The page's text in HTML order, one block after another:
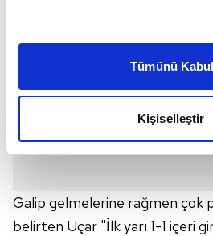
Bu çerezlere izin vermeniz halinde
daha iyi reklam deneyimi
amacımızın size daha iyi bir
elimizden gelen çabayı
Her halükârda, kullanıcılar, bu
takdirde, kullanıcılara hedefli
Tümünü
Kişiselleştir
Galip gelmelerine rağmen çok
belirten Uçar "İlk yarı 1-1 içeri